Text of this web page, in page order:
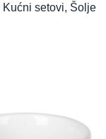
Kućni setovi, Šolje